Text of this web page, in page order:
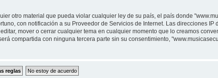
otro material que pueda violar cualquier ley de su país, el país donde
con notificación a su Proveedor de Servicios de Internet. Las direcciones IP
mover o cerrar cualquier tema en cualquier momento que lo creamos
compartida con ninguna tercera parte sin su consentimiento,